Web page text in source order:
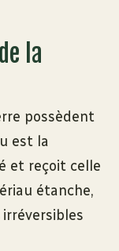
la
possèdent
est la
et reçoit celle
étanche,